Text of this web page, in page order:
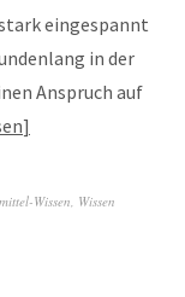
eingespannt
in der
Anspruch auf
Wissen Wissen